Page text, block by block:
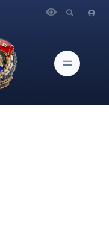
1-го курса
МИД России в
Российской